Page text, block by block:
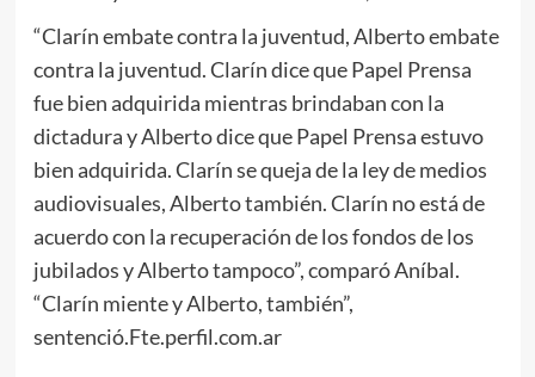
“Clarín embate contra la juventud, Alberto embate
contra la juventud. Clarín dice que Papel Prensa
fue bien adquirida mientras brindaban con la
dictadura y Alberto dice que Papel Prensa estuvo
bien adquirida. Clarín se queja de la ley de medios
audiovisuales, Alberto también. Clarín no está de
acuerdo con la recuperación de los fondos de los
jubilados y Alberto tampoco”, comparó Aníbal.
“Clarín miente y Alberto, también”,
sentenció.Fte.perfil.com.ar